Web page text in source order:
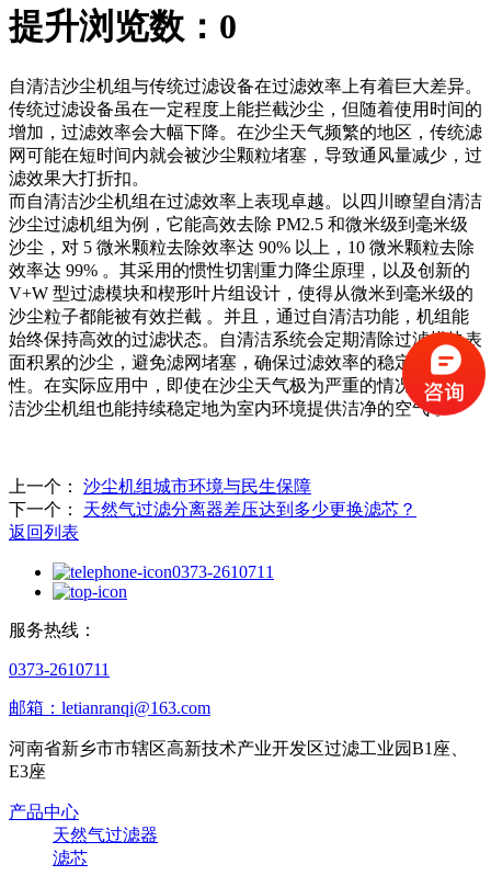
提升浏览数： 0
自清洁沙尘机组与传统过滤设备在过滤效率上有着巨大差异。
传统过滤设备虽在一定程度上能拦截沙尘，但随着使用时间的
增加，过滤效率会大幅下降。在沙尘天气频繁的地区，传统滤
网可能在短时间内就会被沙尘颗粒堵塞，导致通风量减少，过
滤效果大打折扣。
而自清洁沙尘机组在过滤效率上表现卓越。以四川瞭望自清洁
沙尘过滤机组为例，它能高效去除 PM2.5 和微米级到毫米级
沙尘，对 5 微米颗粒去除效率达 90% 以上，10 微米颗粒去除
效率达 99% 。其采用的惯性切割重力降尘原理，以及创新的
V+W 型过滤模块和楔形叶片组设计，使得从微米到毫米级的
沙尘粒子都能被有效拦截 。并且，通过自清洁功能，机组能
始终保持高效的过滤状态。自清洁系统会定期清除过滤模块表
面积累的沙尘，避免滤网堵塞，确保过滤效率的稳定性和持久
性。在实际应用中，即使在沙尘天气极为严重的情况下，自清
洁沙尘机组也能持续稳定地为室内环境提供洁净的空气 。
上一个：
沙尘机组城市环境与民生保障
下一个：
天然气过滤分离器差压达到多少更换滤芯？
返回列表
0373-2610711
服务热线：
0373-2610711
邮箱：letianranqi@163.com
河南省新乡市市辖区高新技术产业开发区过滤工业园B1座、
E3座
产品中心
天然气过滤器
滤芯